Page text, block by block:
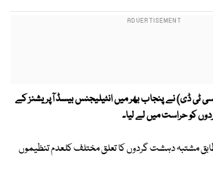
(سی ٹی ڈی) نے پنجاب بھر میں انٹیلیجنس بیسڈ آپریشنز کے
مشتبہ دہشت گردوں کا تعلق مختلف کلعدم تنظیموں